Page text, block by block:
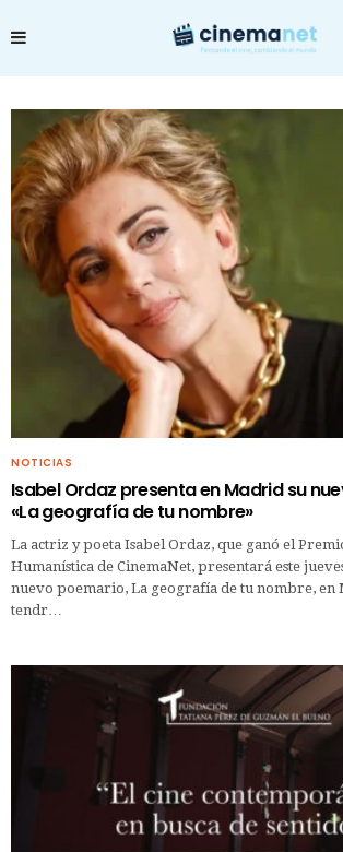
NOTICIAS
Isabel Ordaz presenta en Madrid su
«La geografía de tu nombre»
La actriz y poeta Isabel Ordaz, que ganó el
Humanística de CinemaNet, presentará este
nuevo poemario, La geografía de tu nombre, en
tendr…